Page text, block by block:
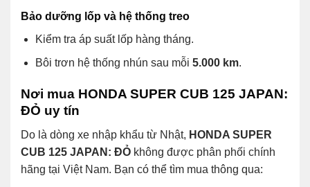
Bảo dưỡng lốp và hệ thống treo
Kiểm tra áp suất lốp hàng tháng.
Bôi trơn hệ thống nhún sau mỗi 5.000 km.
Nơi mua HONDA SUPER CUB 125 JAPAN:
ĐỎ uy tín
Do là dòng xe nhập khẩu từ Nhật, HONDA SUPER
CUB 125 JAPAN: ĐỎ không được phân phối chính
hãng tại Việt Nam. Bạn có thể tìm mua thông qua: